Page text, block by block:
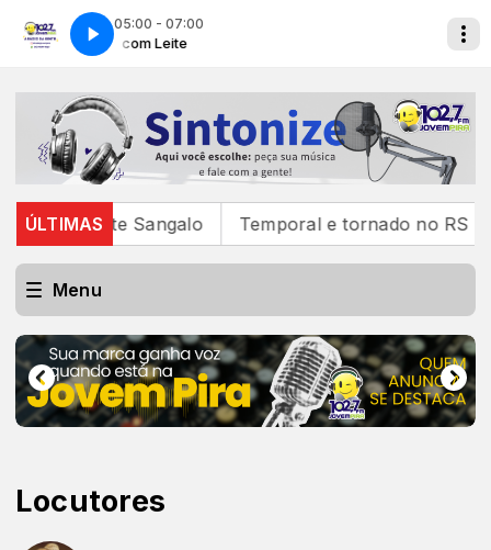
05:00 - 07:00
Café com Leite
ÚLTIMAS
traz Ivete Sangalo Temporal e tornado no RS
Menu
Locutores